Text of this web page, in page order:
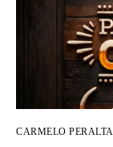
CARMELO PERALTA